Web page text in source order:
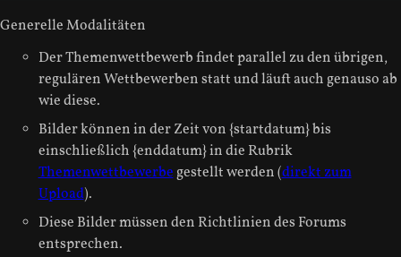
Generelle Modalitäten
Der Themenwettbewerb findet parallel zu den übrigen,
regulären Wettbewerben statt und läuft auch genauso ab
wie diese.
Bilder können in der Zeit von {startdatum} bis
einschließlich {enddatum} in die Rubrik
Themenwettbewerbegestellt werden (direkt zum
Upload).
Diese Bilder müssen den Richtlinien des Forums
entsprechen.